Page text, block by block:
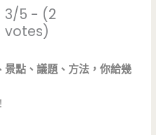
3/5 - (2
votes)
點、議題、方法，你給幾